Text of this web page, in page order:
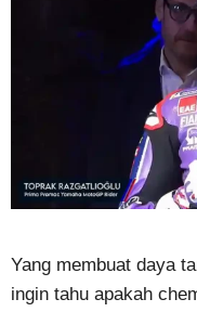
Yang membuat daya
ingin tahu apakah